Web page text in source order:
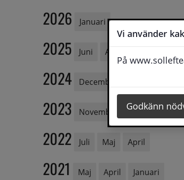
Vi använder
På
Godkänn
2026 Januari
2025 Juni April
2024 December
2023 November Maj
2022 Juli Maj April
2021 Maj April Januari